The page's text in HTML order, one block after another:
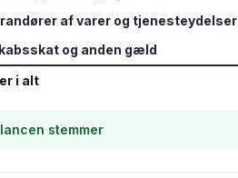
af varer og tjenesteydelser
og anden gæld
i alt
stemmer